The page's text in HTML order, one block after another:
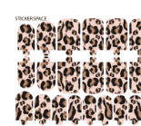
Promo !